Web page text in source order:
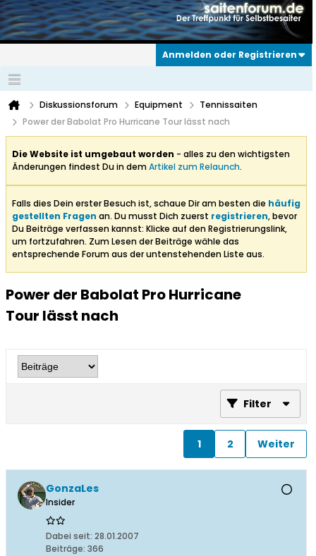
Anmelden oder Registrieren
Diskussionsforum Equipment
Tennissaiten
Power der Babolat Pro Hurricane Tour lässt nach
Die Website ist umgebaut worden - alles zu den wichtigsten
Änderungen findest Du in demArtikel zum Relaunch.
Falls dies Dein erster Besuch ist, schaue Dir am besten die häufig
gestellten Fragen an. Du musst Dich zuerst registrieren, bevor
Du Beiträge verfassen kannst: Klicke auf den Registrierungslink,
um fortzufahren. Zum Lesen der Beiträge wähle das
entsprechende Forum aus der untenstehenden Liste aus.
Power der Babolat Pro Hurricane
Tour lässt nach
Filter
1 2 Weiter
GonzaLes
Insider
Dabei seit: 28.01.2007
Beiträge: 366